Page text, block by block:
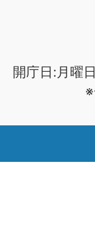
開庁日:月曜